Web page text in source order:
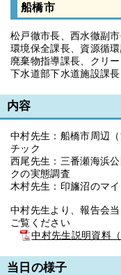
船橋市
松戸徹市長、西水徹副市
環境保全課長、資源循環
廃棄物指導課長、クリー
下水道部下水道施設課長
内容
中村先生：船橋市周辺
チック
西尾先生：三番瀬海浜
クの実態調査
木村先生：印旛沼のマ
中村先生より、報告会
ご覧ください
中村先生説明資料
当日の様子